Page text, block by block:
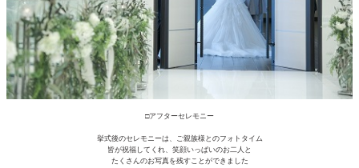
□アフターセレモニー
挙式後のセレモニーは、ご親族様とのフォトタイム
皆が祝福してくれ、笑顔いっぱいのお二人と
たくさんのお写真を残すことができました